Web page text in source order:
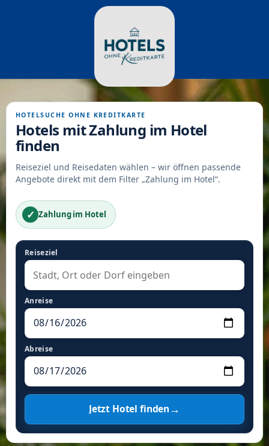
HOTELSUCHE OHNE KREDITKARTE
Hotels mit Zahlung im Hotel
finden
Reiseziel und Reisedaten wählen – wir öffnen passende
Angebote direkt mit dem Filter „Zahlung im Hotel“.
✓ Zahlung im Hotel
Reiseziel
Anreise
Abreise
Jetzt Hotel finden→